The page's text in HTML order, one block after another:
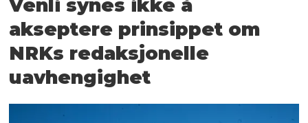
Venli synes ikke å
akseptere prinsippet om
NRKs redaksjonelle
uavhengighet